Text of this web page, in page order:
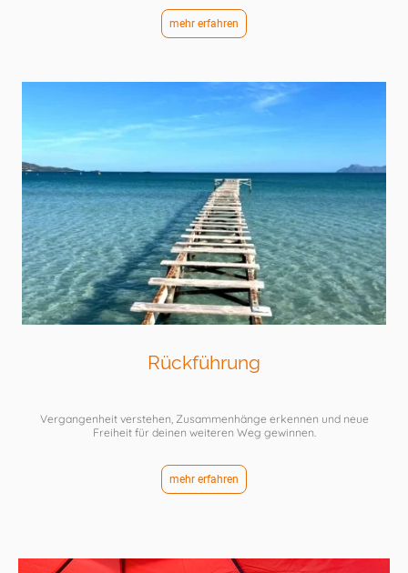
mehr erfahren
Rückführung
Vergangenheit verstehen, Zusammenhänge erkennen und neue
Freiheit für deinen weiteren Weg gewinnen.
mehr erfahren